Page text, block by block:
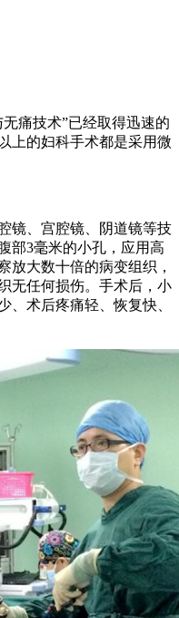
痛技术”已经取得迅速的
上的妇科手术都是采用微
镜、宫腔镜、阴道镜等技
部3毫米的小孔，应用高
放大数十倍的病变组织，
无任何损伤。手术后，小
、术后疼痛轻、恢复快、